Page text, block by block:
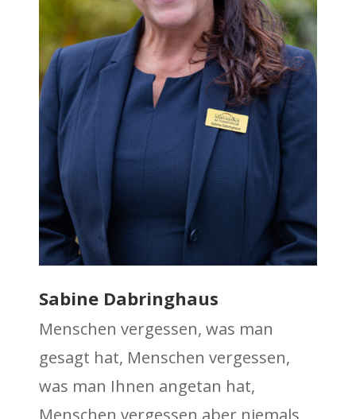
Sabine Dabringhaus
Menschen vergessen, was man
gesagt hat, Menschen vergessen,
was man Ihnen angetan hat,